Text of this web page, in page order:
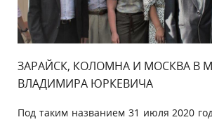
ЗАРАЙСК, КОЛОМНА И МОСКВА В
ВЛАДИМИРА ЮРКЕВИЧА
Под таким названием 31 июля 2020